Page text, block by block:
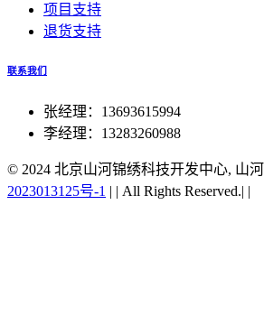
项目支持
退货支持
联系我们
张经理：13693615994
李经理：13283260988
© 2024 北京山河锦绣科技开发中心, 山
2023013125号-1 | | All Rights Reserved.| |